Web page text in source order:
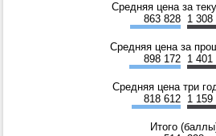
Средняя цена за
863 828 1 308
Средняя цена за
898 172 1 401
Средняя цена три
818 612 1 159
Итого